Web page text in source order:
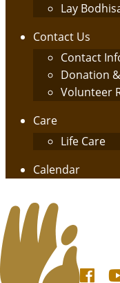
Lay
Contact Us
Contact
Donation
Volunteer
Care
Life Care
Calendar